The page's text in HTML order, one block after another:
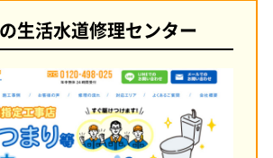
生活水道修理センター